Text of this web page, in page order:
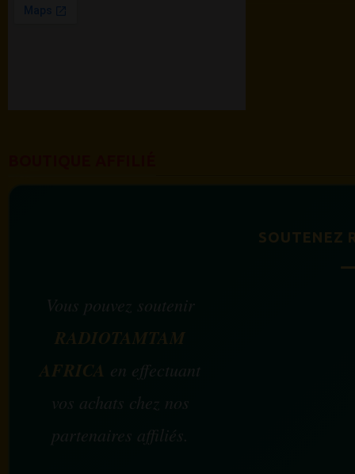
SOUTENEZ
Vous pouvez soutenir
RADIOTAMTAM
AFRICA en effectuant
vos achats chez nos
partenaires affiliés.